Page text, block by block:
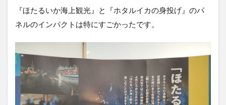
『ほたるいか海上観光』と『ホタルイカの身投げ』のパ
ネルのインパクトは特にすごかったです。